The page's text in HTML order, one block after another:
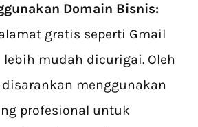
Domain Bisnis:
gratis seperti Gmail
lebih mudah dicurigai. Oleh
disarankan menggunakan
profesional untuk